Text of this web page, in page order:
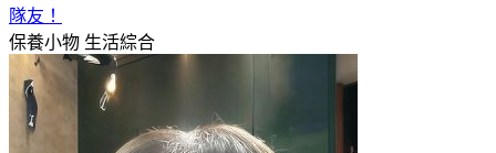
隊友！
保養小物 生活綜合